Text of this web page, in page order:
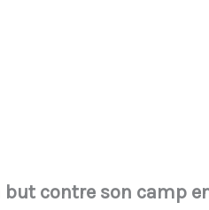
contre son camp